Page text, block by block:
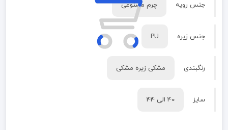
جنس رویه چرم مصنوعی
جنس زیره PU
رنگبندی مشکی زیره مشکی
سایز 40 الی 44